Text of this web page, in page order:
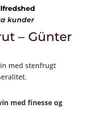
kunder
– Günter
med stenfrugt
med finesse og